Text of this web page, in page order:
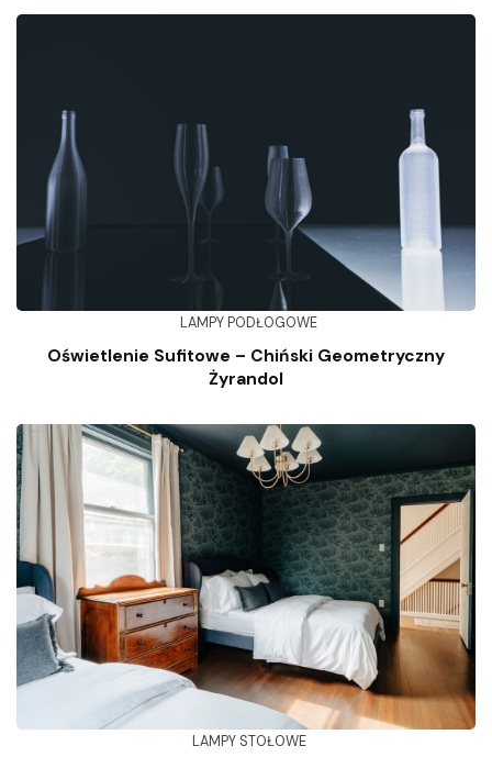
LAMPY PODŁOGOWE
Oświetlenie Sufitowe – Chiński Geometryczny
Żyrandol
LAMPY STOŁOWE